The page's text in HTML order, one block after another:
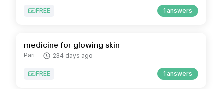
FREE 1 answers
medicine for glowing skin
Pari 234 days ago
FREE 1 answers